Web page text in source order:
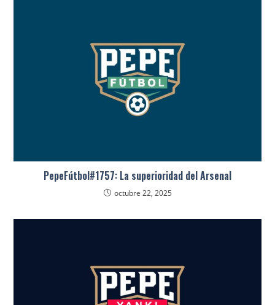
PepeFútbol#1757: La superioridad del Arsenal
octubre 22, 2025